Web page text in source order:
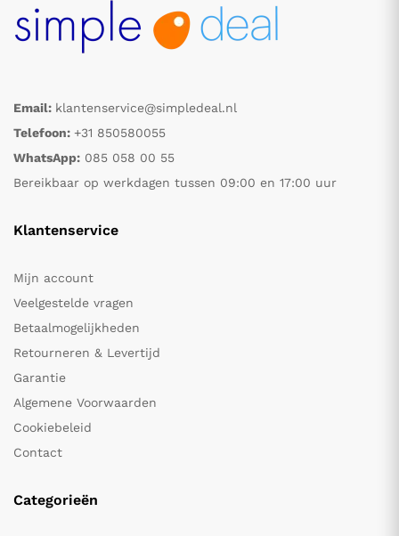
Email: klantenservice@simpledeal.nl
Telefoon: +31 850580055
WhatsApp: 085 058 00 55
Bereikbaar op werkdagen tussen 09:00 en 17:00 uur
Klantenservice
Mijn account
Veelgestelde vragen
Betaalmogelijkheden
Retourneren & Levertijd
Garantie
Algemene Voorwaarden
Cookiebeleid
Contact
Categorieën